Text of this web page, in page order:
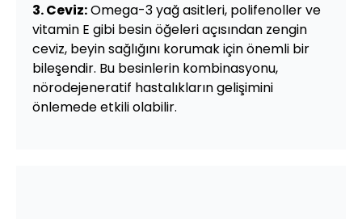
3. Ceviz:Omega-3 yağ asitleri, polifenoller ve
vitamin E gibi besin öğeleri açısından zengin
ceviz, beyin sağlığını korumak için önemli bir
bileşendir. Bu besinlerin kombinasyonu,
nörodejeneratif hastalıkların gelişimini
önlemede etkili olabilir.